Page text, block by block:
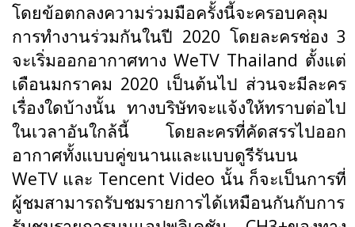
โดยข้อตกลงความร่วมมือครั้งนี้จะครอบคลุม
การทำงานร่วมกันในปี 2020 โดยละครช่อง 3
จะเริ่มออกอากาศทาง WeTV Thailand ตั้งแต่
เดือนมกราคม 2020 เป็นต้นไป ส่วนจะมีละคร
เรื่องใดบ้างนั้น ทางบริษัทจะแจ้งให้ทราบต่อไป
ในเวลาอันใกล้นี้ โดยละครที่คัดสรรไปออก
อากาศทั้งแบบคู่ขนานและแบบดูรีรันบน
WeTV และ Tencent Video นั้น ก็จะเป็นการที่
ผู้ชมสามารถรับชมรายการได้เหมือนกันกับการ